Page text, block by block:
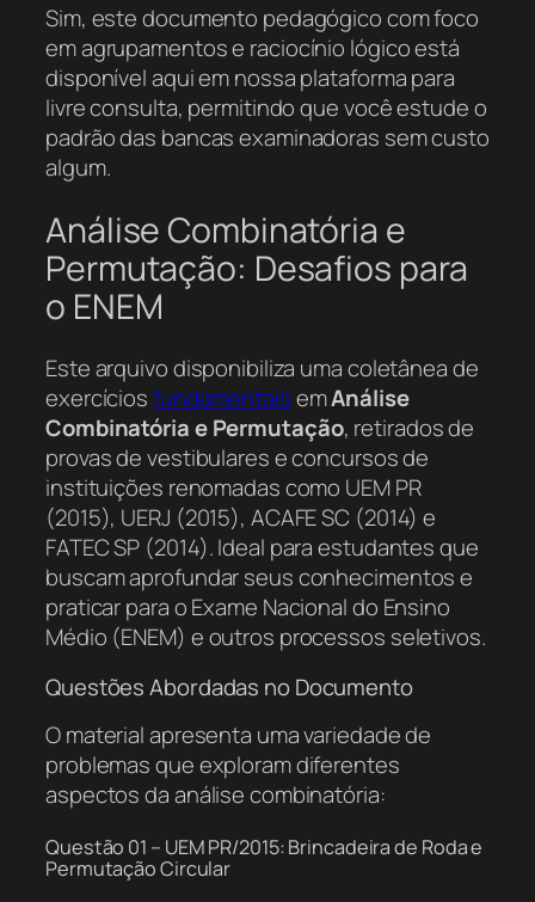
Sim, este documento pedagógico com foco
em agrupamentos e raciocínio lógico está
disponível aqui em nossa plataforma para
livre consulta, permitindo que você estude o
padrão das bancas examinadoras sem custo
algum.
Análise Combinatória e
Permutação: Desafios para
o ENEM
Este arquivo disponibiliza uma coletânea de
exercíciosfundamentaisemAnálise
Combinatória e Permutação, retirados de
provas de vestibulares e concursos de
instituições renomadas como UEM PR
(2015), UERJ (2015), ACAFE SC (2014) e
FATEC SP (2014). Ideal para estudantes que
buscam aprofundar seus conhecimentos e
praticar para o Exame Nacional do Ensino
Médio (ENEM) e outros processos seletivos.
Questões Abordadas no Documento
O material apresenta uma variedade de
problemas que exploram diferentes
aspectos da análise combinatória:
Questão 01 – UEM PR/2015: Brincadeira de Roda e
Permutação Circular